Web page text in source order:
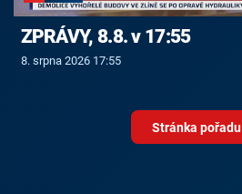
ZPRÁVY, 8.8. v 17:55
8. srpna 2026 17:55
Stránka pořadu